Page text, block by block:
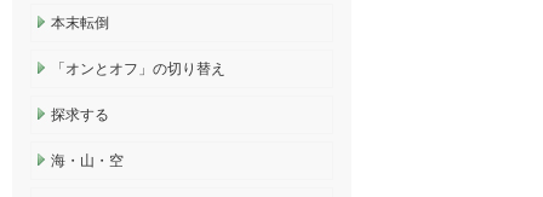
本末転倒
「オンとオフ」の切り替え
探求する
海・山・空